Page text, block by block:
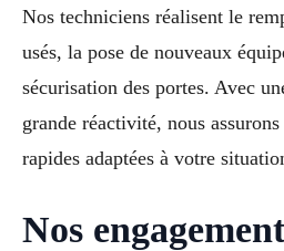
Nos techniciens réalisent le
usés, la pose de nouveaux
sécurisation des portes. Avec
grande réactivité, nous
rapides adaptées à votre
Nos